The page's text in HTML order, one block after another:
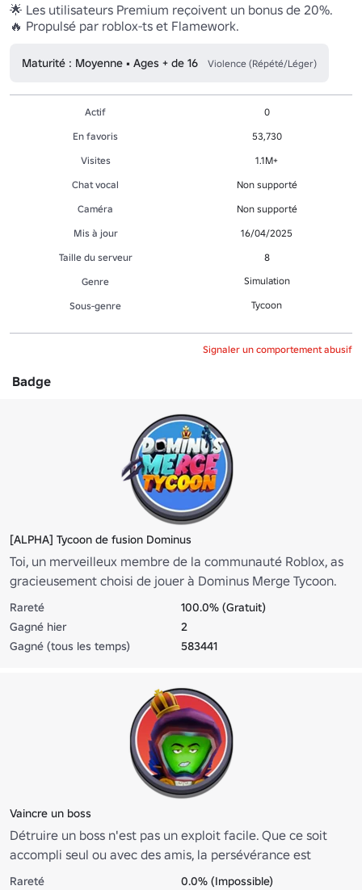
🌟 Les utilisateurs Premium reçoivent un bonus de 20%.
🔥 Propulsé par roblox-ts et Flamework.
Maturité : Moyenne • Ages + de 16 Violence (Répété/Léger)
Actif
0
En favoris
53,730
Visites
1.1M+
Chat vocal
Non supporté
Caméra
Non supporté
Mis à jour
16/04/2025
Taille du serveur
8
Genre
Simulation
Sous-genre Tycoon
Signaler un comportement abusif
Badge
[ALPHA] Tycoon de fusion Dominus
Toi, un merveilleux membre de la communauté Roblox, as
gracieusement choisi de jouer à Dominus Merge Tycoon.
Bienvenue!
Rareté
100.0% (Gratuit)
Gagné hier
2
Gagné (tous les temps)
583441
Vaincre un boss
Détruire un boss n'est pas un exploit facile. Que ce soit
accompli seul ou avec des amis, la persévérance est
louable. Bon travail!
Rareté
0.0% (Impossible)